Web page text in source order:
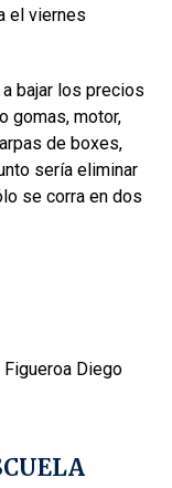
el viernes
bajar los precios
gomas, motor,
de boxes,
sería eliminar
se corra en dos
Figueroa Diego